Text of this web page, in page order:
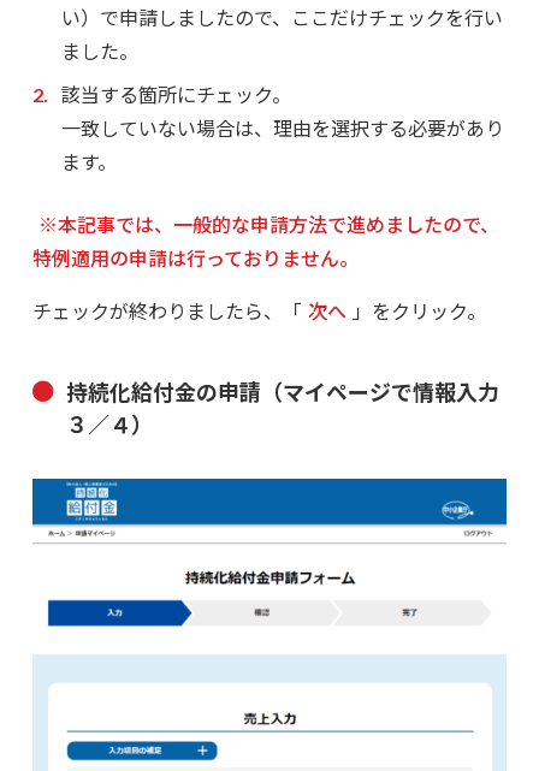
い）で申請しましたので、ここだけチェックを行い
ました。
該当する箇所にチェック。
一致していない場合は、理由を選択する必要があり
ます。
※本記事では、一般的な申請方法で進めましたので、
特例適用の申請は行っておりません。
チェックが終わりましたら、「 次へ 」をクリック。
持続化給付金の申請（マイページで情報入力
３／４）